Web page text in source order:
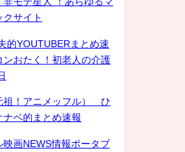
クサイト
的YOUTUBERまとめ速
おたく！初老人の介護
祖！アニメッフル） ひ
ナベ的まとめ速報
映画NEWS情報ポータブ